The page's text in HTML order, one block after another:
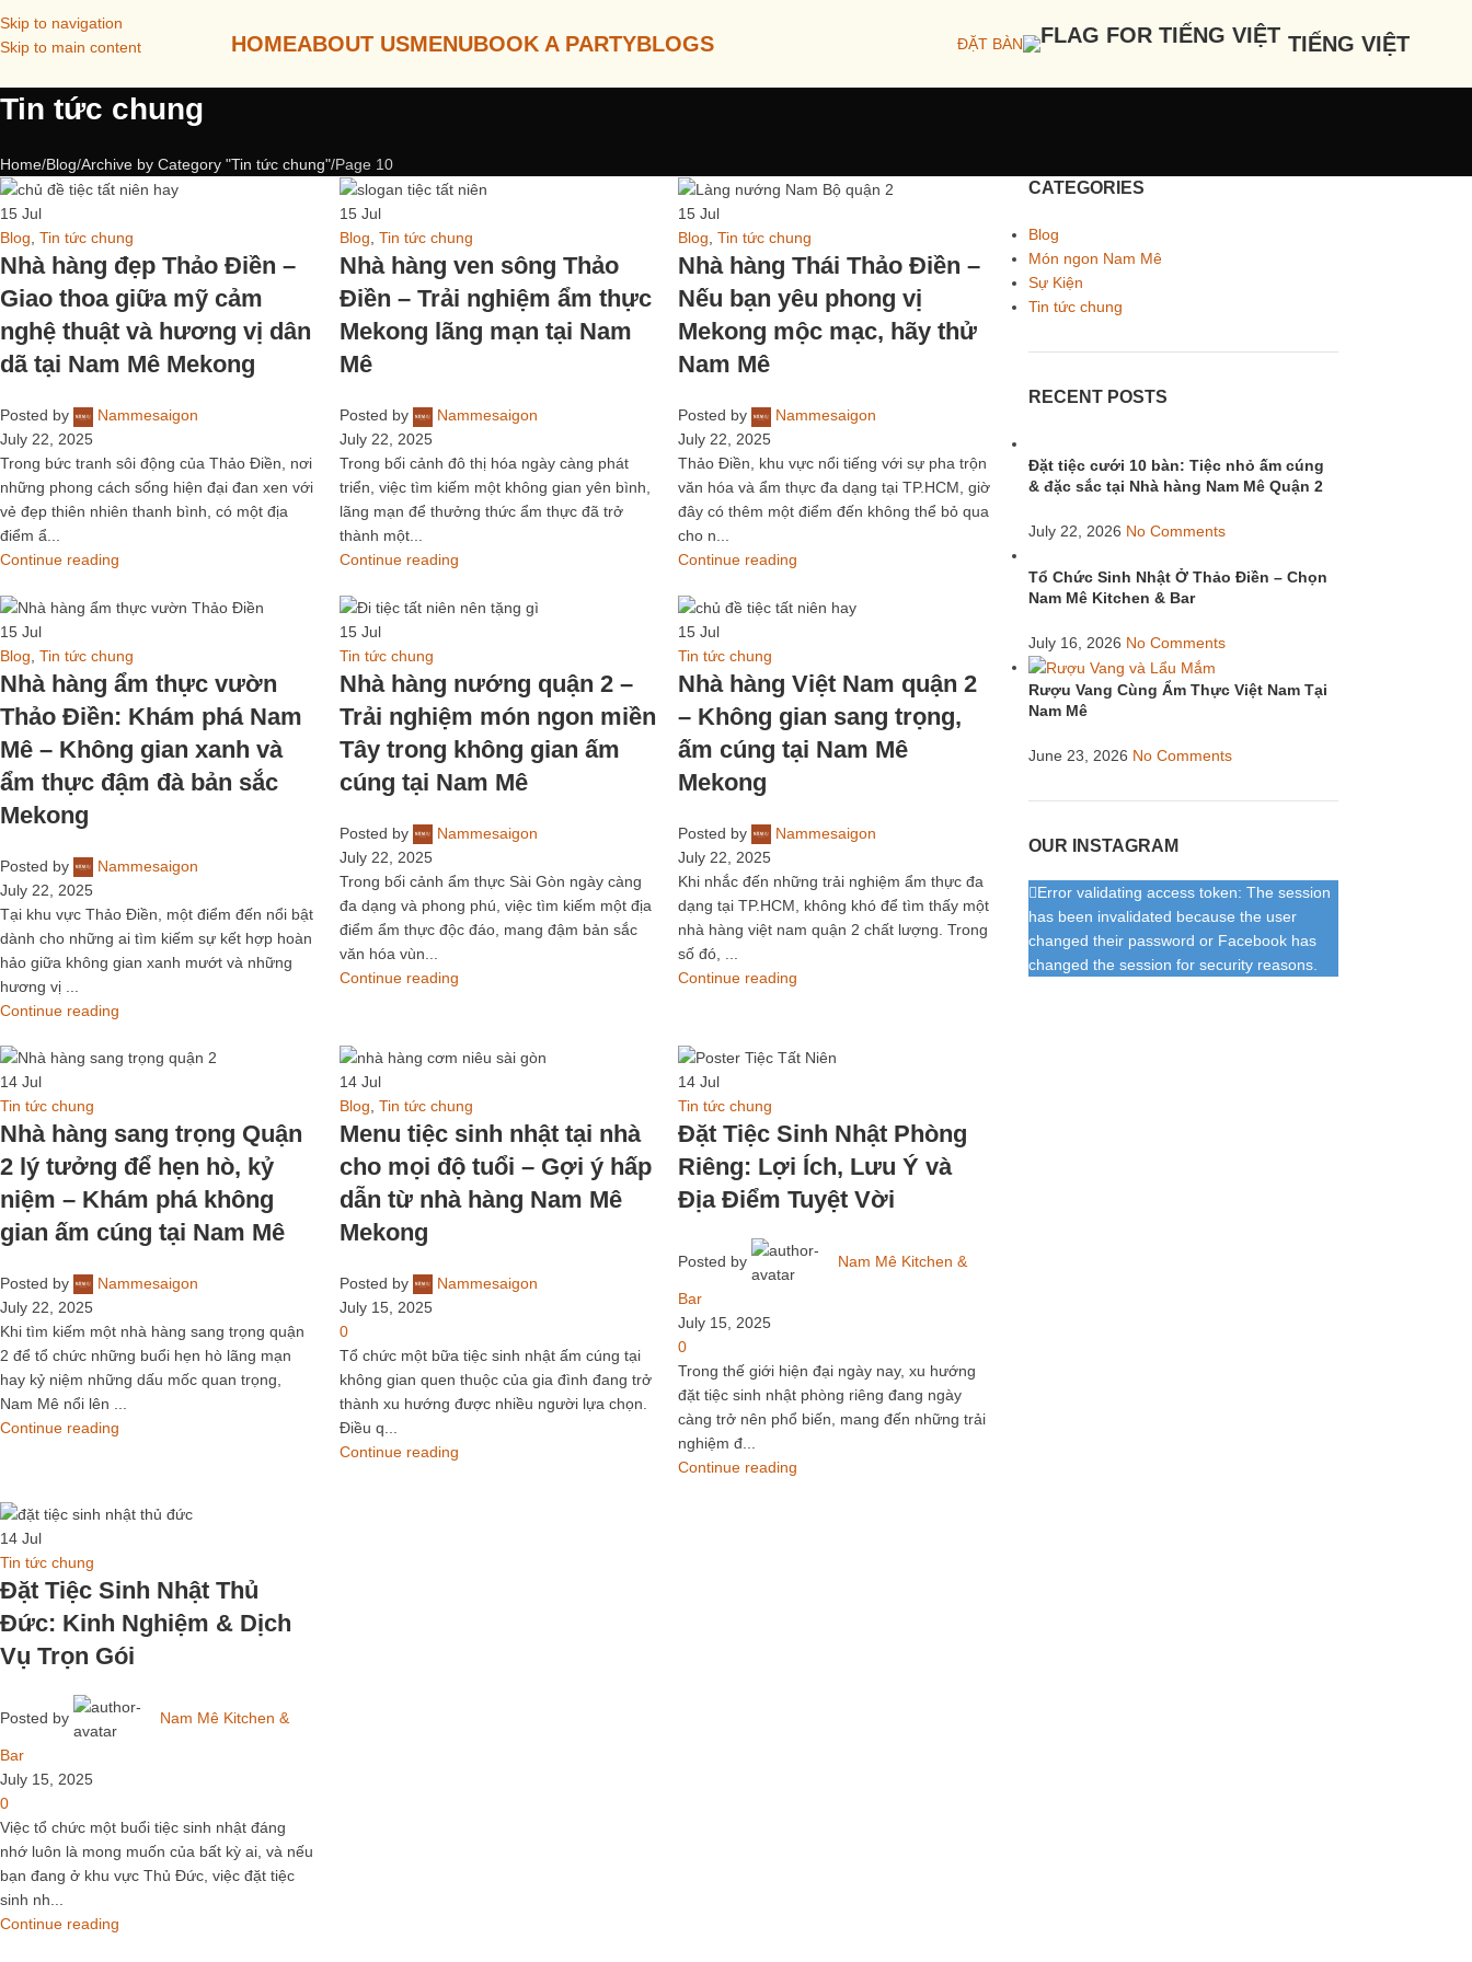
Skip to navigation
Skip to main content
HOMEABOUT USMENUBOOK A PARTYBLOGS ĐẶT BÀN TIẾNG VIỆT
Tin tức chung
Home Blog Archive by Category "Tin tức chung" Page 10
15 Jul
Blog, Tin tức chung
Nhà hàng đẹp Thảo Điền –
Giao thoa giữa mỹ cảm
nghệ thuật và hương vị dân
dã tại Nam Mê Mekong
Posted by
Nammesaigon
July 22, 2025
Trong bức tranh sôi động của Thảo Điền, nơi
những phong cách sống hiện đại đan xen với
vẻ đẹp thiên nhiên thanh bình, có một địa
điểm ẩ...
Continue reading
15 Jul
Blog, Tin tức chung
Nhà hàng ven sông Thảo
Điền – Trải nghiệm ẩm thực
Mekong lãng mạn tại Nam
Mê
Posted by
Nammesaigon
July 22, 2025
Trong bối cảnh đô thị hóa ngày càng phát
triển, việc tìm kiếm một không gian yên bình,
lãng mạn để thưởng thức ẩm thực đã trở
thành một...
Continue reading
15Jul
Blog,Tin tức chung
Nhà hàng Thái Thảo Điền –
Nếu bạn yêu phong vị
Mekong mộc mạc, hãy thử
Nam Mê
Posted by
Nammesaigon
July 22, 2025
Thảo Điền, khu vực nổi tiếng với sự pha trộn
văn hóa và ẩm thực đa dạng tại TP.HCM, giờ
đây có thêm một điểm đến không thể bỏ qua
cho n...
Continue reading
15 Jul
Blog Tin tức chung
Nhà hàng ẩm thực vườn
Thảo Điền: Khám phá Nam
Mê – Không gian xanh và
ẩm thực đậm đà bản sắc
Mekong
Posted by
Nammesaigon
July 22, 2025
Tại khu vực Thảo Điền, một điểm đến nổi bật
dành cho những ai tìm kiếm sự kết hợp hoàn
hảo giữa không gian xanh mướt và những
hương vị ...
Continue reading
15 Jul
Tin tức chung
Nhà hàng nướng quận 2 –
Trải nghiệm món ngon miền
Tây trong không gian ấm
cúng tại Nam Mê
Posted by
Nammesaigon
July 22, 2025
Trong bối cảnh ẩm thực Sài Gòn ngày càng
đa dạng và phong phú, việc tìm kiếm một địa
điểm ẩm thực độc đáo, mang đậm bản sắc
văn hóa vùn...
Continue reading
15Jul
Tin tức chung
Nhà hàng Việt Nam quận 2
– Không gian sang trọng,
ấm cúng tại Nam Mê
Mekong
Posted by
Nammesaigon
July 22, 2025
Khi nhắc đến những trải nghiệm ẩm thực đa
dạng tại TP.HCM, không khó để tìm thấy một
nhà hàng việt nam quận 2 chất lượng. Trong
số đó, ...
Continue reading
14 Jul
Tin tức chung
Nhà hàng sang trọng Quận
2 lý tưởng để hẹn hò, kỷ
niệm – Khám phá không
gian ấm cúng tại Nam Mê
Posted by
Nammesaigon
July 22, 2025
Khi tìm kiếm một nhà hàng sang trọng quận
2 để tổ chức những buổi hẹn hò lãng mạn
hay kỷ niệm những dấu mốc quan trọng,
Nam Mê nổi lên ...
Continue reading
14 Jul
Blog Tin tức chung
Menu tiệc sinh nhật tại nhà
cho mọi độ tuổi – Gợi ý hấp
dẫn từ nhà hàng Nam Mê
Mekong
Posted by
Nammesaigon
July 15, 2025
0
Tổ chức một bữa tiệc sinh nhật ấm cúng tại
không gian quen thuộc của gia đình đang trở
thành xu hướng được nhiều người lựa chọn.
Điều q...
Continue reading
14Jul
Tin tức chung
Đặt Tiệc Sinh Nhật Phòng
Riêng: Lợi Ích, Lưu Ý và
Địa Điểm Tuyệt Vời
Posted by Nam Mê Kitchen &
Bar
July 15, 2025
0
Trong thế giới hiện đại ngày nay, xu hướng
đặt tiệc sinh nhật phòng riêng đang ngày
càng trở nên phổ biến, mang đến những trải
nghiệm đ...
Continue reading
14 Jul
Tin tức chung
Đặt Tiệc Sinh Nhật Thủ
Đức: Kinh Nghiệm & Dịch
Vụ Trọn Gói
Posted by Nam Mê Kitchen &
Bar
July 15, 2025
0
Việc tổ chức một buổi tiệc sinh nhật đáng
nhớ luôn là mong muốn của bất kỳ ai, và nếu
bạn đang ở khu vực Thủ Đức, việc đặt tiệc
sinh nh...
Continue reading
CATEGORIES
Blog
Món ngon Nam Mê
Sự Kiện
Tin tức chung
RECENT POSTS
Đặt tiệc cưới 10 bàn: Tiệc nhỏ ấm cúng
& đặc sắc tại Nhà hàng Nam Mê Quận 2
July 22, 2026 No Comments
Tổ Chức Sinh Nhật Ở Thảo Điền – Chọn
Nam Mê Kitchen & Bar
July 16, 2026 No Comments
Rượu Vang Cùng Ẩm Thực Việt Nam Tại
Nam Mê
June 23, 2026 No Comments
OUR INSTAGRAM
Error validating access token: The session
has been invalidated because the user
changed their password or Facebook has
changed the session for security reasons.